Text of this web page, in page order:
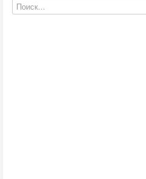
Музыка из мультфильмов